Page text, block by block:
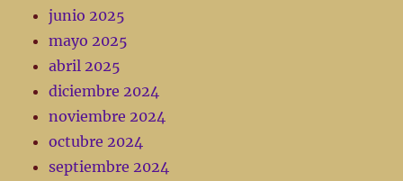
junio 2025
mayo 2025
abril 2025
diciembre 2024
noviembre 2024
octubre 2024
septiembre 2024